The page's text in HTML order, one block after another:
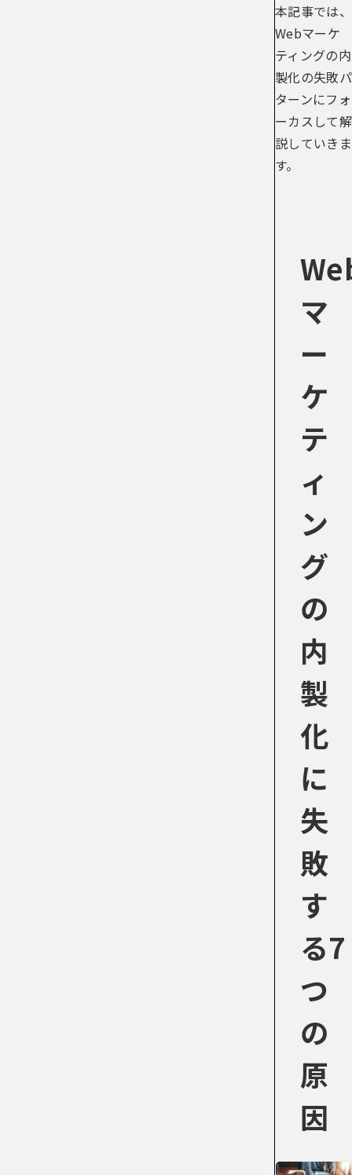
本記事では、
Webマーケ
ティングの内
製化の失敗パ
ターンにフォ
ーカスして解
説していきま
す。
マ
ー
ケ
テ
ィ
ン
グ
の
内
製
化
に
失
敗
す
る7
つ
の
原
因